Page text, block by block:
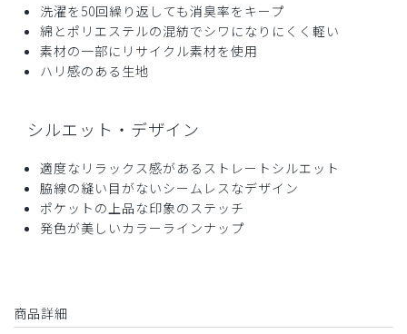
摩擦でテカったり、熱に弱く冬場診察室の足元暖房で溶けて
しまい大穴が開いたこともあり、化学繊維比率の低い商品を
お作り頂けたら幸いです。
是非デザインの素晴らしい丈夫なラインの開発をよろしくお
商品：A38メンズ:デオストレッチスクラブパンツ/ディ
役に立った 0
購入確認済み
洗濯を50回繰り返しても消臭率をキープ
綿とポリエステルの混紡でシワになりにくく軽い
素材の一部にリサイクル素材を使用
ハリ感のある生地
シルエット・デザイン
適度なリラックス感があるストレートシルエット
脇線の縫い目がないシームレスなデザイン
ポケットの上品な印象のステッチ
発色が美しいカラーラインナップ
商品詳細